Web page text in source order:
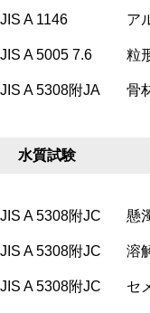
JIS A 1146 ア
JIS A 5005 7.6 粒
JIS A 5308附JA 骨
水質試験
JIS A 5308附JC 懸
JIS A 5308附JC 溶
JIS A 5308附JC セ